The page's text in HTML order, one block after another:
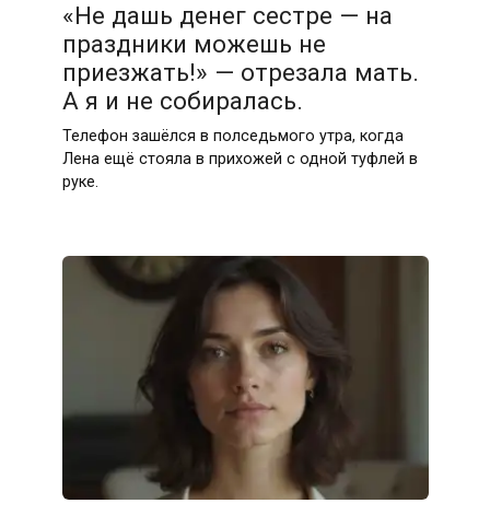
«Не дашь денег сестре — на
праздники можешь не
приезжать!» — отрезала мать.
А я и не собиралась.
Телефон зашёлся в полседьмого утра, когда
Лена ещё стояла в прихожей с одной туфлей в
руке.